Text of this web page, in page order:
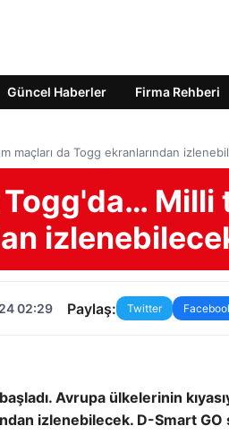
Güncel Haberler Firma Rehberi
maçları da Togg ekranlarından
Milli
02:29 Paylaş: Twitter
Avrupa ülkelerinin
izlenebilecek. D-Smart